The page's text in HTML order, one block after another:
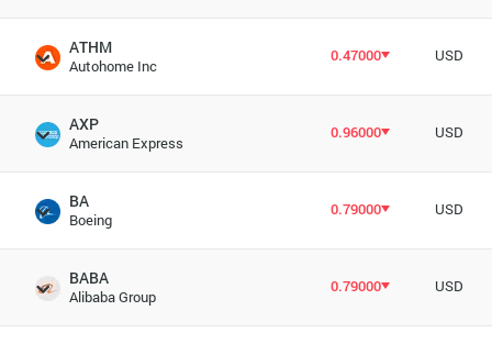
ATHM
Autohome Inc
0.47000 USD
AXP
American Express
0.96000 USD
BA
Boeing
0.79000 USD
BABA
Alibaba Group
0.79000 USD